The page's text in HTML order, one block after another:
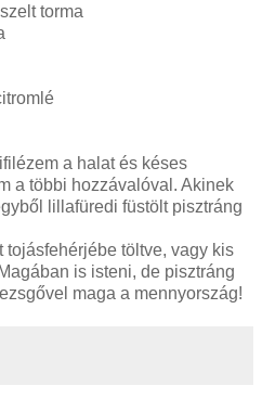
torma
a halat és késes
a többi hozzávalóval. Akinek
lillafüredi füstölt pisztráng
tojásfehérjébe töltve, vagy kis
is isteni, de pisztráng
maga a mennyország!